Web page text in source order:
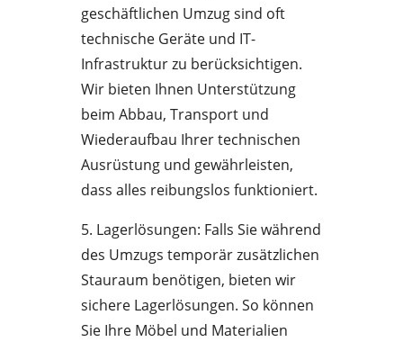
geschäftlichen Umzug sind oft
technische Geräte und IT-
Infrastruktur zu berücksichtigen.
Wir bieten Ihnen Unterstützung
beim Abbau, Transport und
Wiederaufbau Ihrer technischen
Ausrüstung und gewährleisten,
dass alles reibungslos funktioniert.
5. Lagerlösungen: Falls Sie während
des Umzugs temporär zusätzlichen
Stauraum benötigen, bieten wir
sichere Lagerlösungen. So können
Sie Ihre Möbel und Materialien